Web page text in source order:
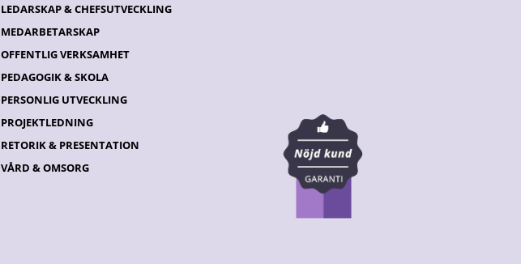
LEDARSKAP & CHEFSUTVECKLING
MEDARBETARSKAP
OFFENTLIG VERKSAMHET
PEDAGOGIK & SKOLA
PERSONLIG UTVECKLING
PROJEKTLEDNING
RETORIK & PRESENTATION
VÅRD & OMSORG